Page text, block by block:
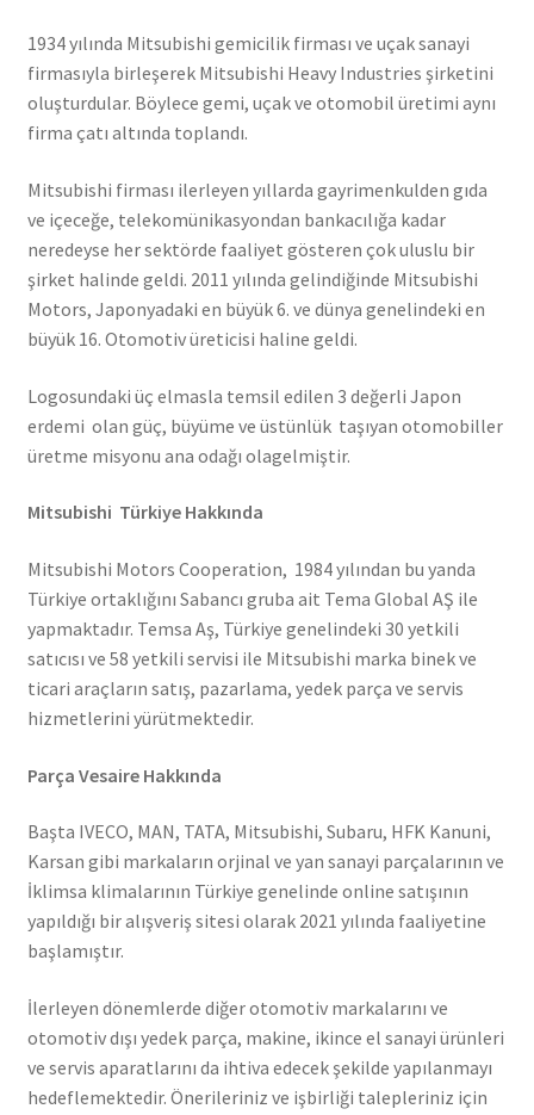
1934 yılında Mitsubishi gemicilik firması ve uçak sanayi
firmasıyla birleşerek Mitsubishi Heavy Industries şirketini
oluşturdular. Böylece gemi, uçak ve otomobil üretimi aynı
firma çatı altında toplandı.
Mitsubishi firması ilerleyen yıllarda gayrimenkulden gıda
ve içeceğe, telekomünikasyondan bankacılığa kadar
neredeyse her sektörde faaliyet gösteren çok uluslu bir
şirket halinde geldi. 2011 yılında gelindiğinde Mitsubishi
Motors, Japonyadaki en büyük 6. ve dünya genelindeki en
büyük 16. Otomotiv üreticisi haline geldi.
Logosundaki üç elmasla temsil edilen 3 değerli Japon
erdemi olan güç, büyüme ve üstünlük taşıyan otomobiller
üretme misyonu ana odağı olagelmiştir.
Mitsubishi Türkiye Hakkında
Mitsubishi Motors Cooperation, 1984 yılından bu yanda
Türkiye ortaklığını Sabancı gruba ait Tema Global AŞ ile
yapmaktadır. Temsa Aş, Türkiye genelindeki 30 yetkili
satıcısı ve 58 yetkili servisi ile Mitsubishi marka binek ve
ticari araçların satış, pazarlama, yedek parça ve servis
hizmetlerini yürütmektedir.
Parça Vesaire Hakkında
Başta IVECO, MAN, TATA, Mitsubishi, Subaru, HFK Kanuni,
Karsan gibi markaların orjinal ve yan sanayi parçalarının ve
İklimsa klimalarının Türkiye genelinde online satışının
yapıldığı bir alışveriş sitesi olarak 2021 yılında faaliyetine
başlamıştır.
İlerleyen dönemlerde diğer otomotiv markalarını ve
otomotiv dışı yedek parça, makine, ikince el sanayi ürünleri
ve servis aparatlarını da ihtiva edecek şekilde yapılanmayı
hedeflemektedir. Önerileriniz ve işbirliği talepleriniz için